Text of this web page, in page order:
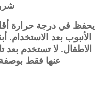
الأنبوب بعد الاستخدام.
الاطفال. لا تستخدم بعد
عنها فقط